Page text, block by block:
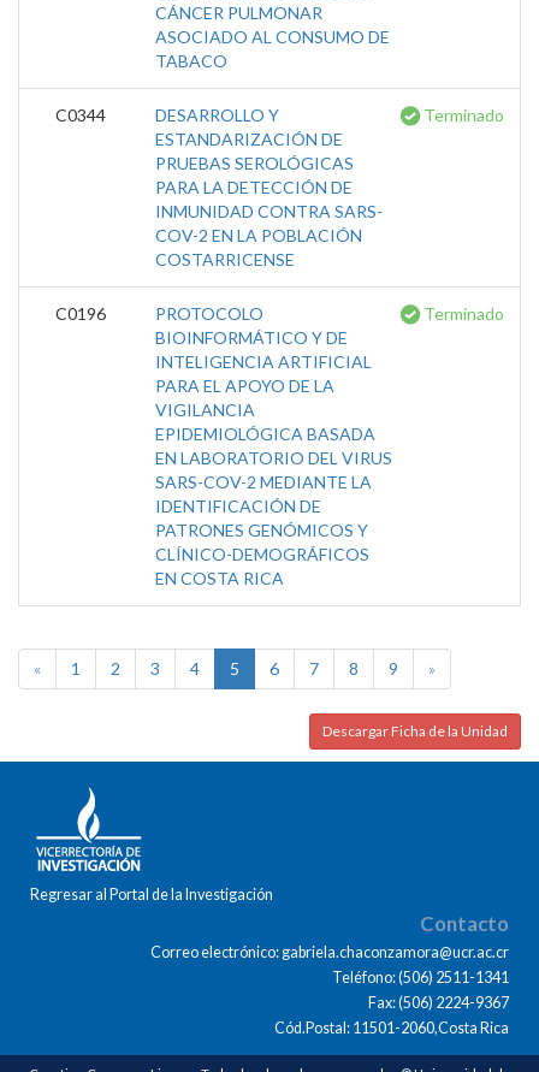
CÁNCER PULMONAR
ASOCIADO AL CONSUMO DE
TABACO
C0344
DESARROLLO Y
ESTANDARIZACIÓN DE
PRUEBAS SEROLÓGICAS
PARA LA DETECCIÓN DE
INMUNIDAD CONTRA SARS-
COV-2 EN LA POBLACIÓN
COSTARRICENSE
Terminado
C0196
PROTOCOLO
BIOINFORMÁTICO Y DE
INTELIGENCIA ARTIFICIAL
PARA EL APOYO DE LA
VIGILANCIA
EPIDEMIOLÓGICA BASADA
EN LABORATORIO DEL VIRUS
SARS-COV-2 MEDIANTE LA
IDENTIFICACIÓN DE
PATRONES GENÓMICOS Y
CLÍNICO-DEMOGRÁFICOS
EN COSTA RICA
Terminado
« 1 2 3 4 5 6 7 8 9 »
Descargar Ficha de la Unidad
Regresar al Portal de la Investigación
Contacto
Correo electrónico: gabriela.chaconzamora@ucr.ac.cr
Teléfono: (506) 2511-1341
Fax: (506) 2224-9367
Cód.Postal: 11501-2060,Costa Rica